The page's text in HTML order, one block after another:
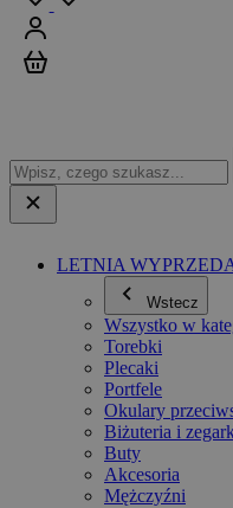
LETNIA
Wstecz
Wszystko w
Torebki
Plecaki
Portfele
Okulary
Biżuteria i
Buty
Akcesoria
Mężczyźni